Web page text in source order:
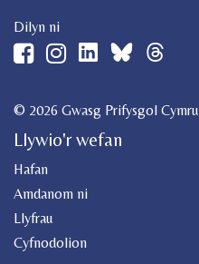
Dilyn ni
© 2026 Gwasg Prifysgol Cymru
Llywio'r wefan
Hafan
Amdanom ni
Llyfrau
Cyfnodolion